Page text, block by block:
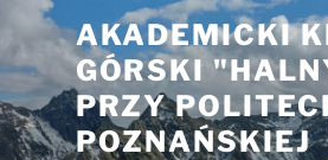
Przejdź
treści
AKADEMICKI
GÓRSKI
PRZY
POZNAŃSKIEJ